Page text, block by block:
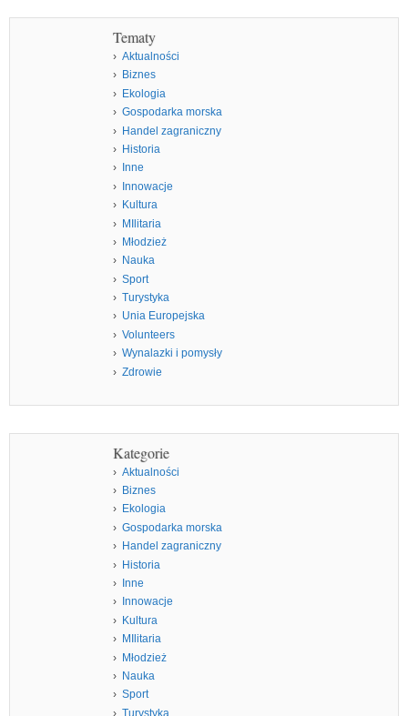
Tematy
Aktualności
Biznes
Ekologia
Gospodarka morska
Handel zagraniczny
Historia
Inne
Innowacje
Kultura
MIlitaria
Młodzież
Nauka
Sport
Turystyka
Unia Europejska
Volunteers
Wynalazki i pomysły
Zdrowie
Kategorie
Aktualności
Biznes
Ekologia
Gospodarka morska
Handel zagraniczny
Historia
Inne
Innowacje
Kultura
MIlitaria
Młodzież
Nauka
Sport
Turystyka